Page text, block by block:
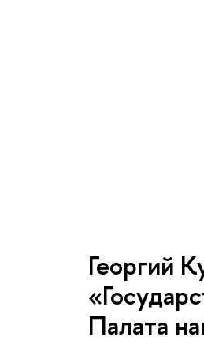
Георгий
Палата